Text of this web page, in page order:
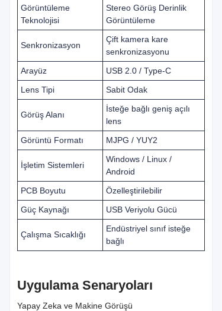
Görüntüleme
Teknolojisi
Stereo Görüş Derinlik
Görüntüleme
Senkronizasyon
Çift kamera kare
senkronizasyonu
Arayüz
USB 2.0 / Type-C
Lens Tipi
Sabit Odak
Görüş Alanı
İsteğe bağlı geniş açılı
lens
Görüntü Formatı
MJPG / YUY2
İşletim Sistemleri
Windows / Linux /
Android
PCB Boyutu
Özelleştirilebilir
Güç Kaynağı
USB Veriyolu Gücü
Çalışma Sıcaklığı
Endüstriyel sınıf isteğe
bağlı
Uygulama Senaryoları
Yapay Zeka ve Makine Görüşü